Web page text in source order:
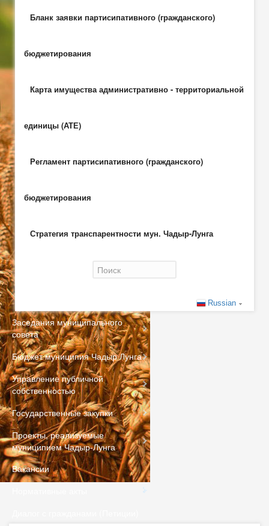
Бланк заявки партисипативного (гражданского)
бюджетирования
Карта имущества административно - территориальной
единицы (АТЕ)
Регламент партисипативного (гражданского)
бюджетирования
Стратегия транспарентности мун. Чадыр-Лунга
Russian
Заседания муниципального
совета
Бюджет муниципия Чадыр Лунга
Управление публичной
собственностью
Государственные закупки
Проекты, реализуемые
муниципием Чадыр-Лунга
Вакансии